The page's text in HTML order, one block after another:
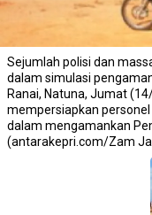
Sejumlah polisi dan
dalam simulasi
Ranai, Natuna, Jumat
mempersiapkan
dalam mengamankan
(antarakepri.com/Zam